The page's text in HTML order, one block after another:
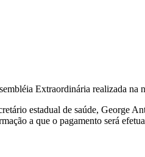
Extraordinária realizada
estadual de saúde, George
a que o pagamento será